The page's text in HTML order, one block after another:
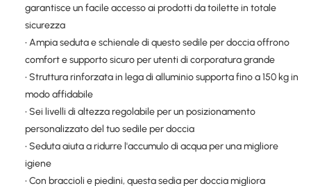
garantisce un facile accesso ai prodotti da toilette in totale
sicurezza
• Ampia seduta e schienale di questo sedile per doccia offrono
comfort e supporto sicuro per utenti di corporatura grande
• Struttura rinforzata in lega di alluminio supporta fino a 150 kg in
modo affidabile
• Sei livelli di altezza regolabile per un posizionamento
personalizzato del tuo sedile per doccia
• Seduta aiuta a ridurre l'accumulo di acqua per una migliore
igiene
• Con braccioli e piedini, questa sedia per doccia migliora